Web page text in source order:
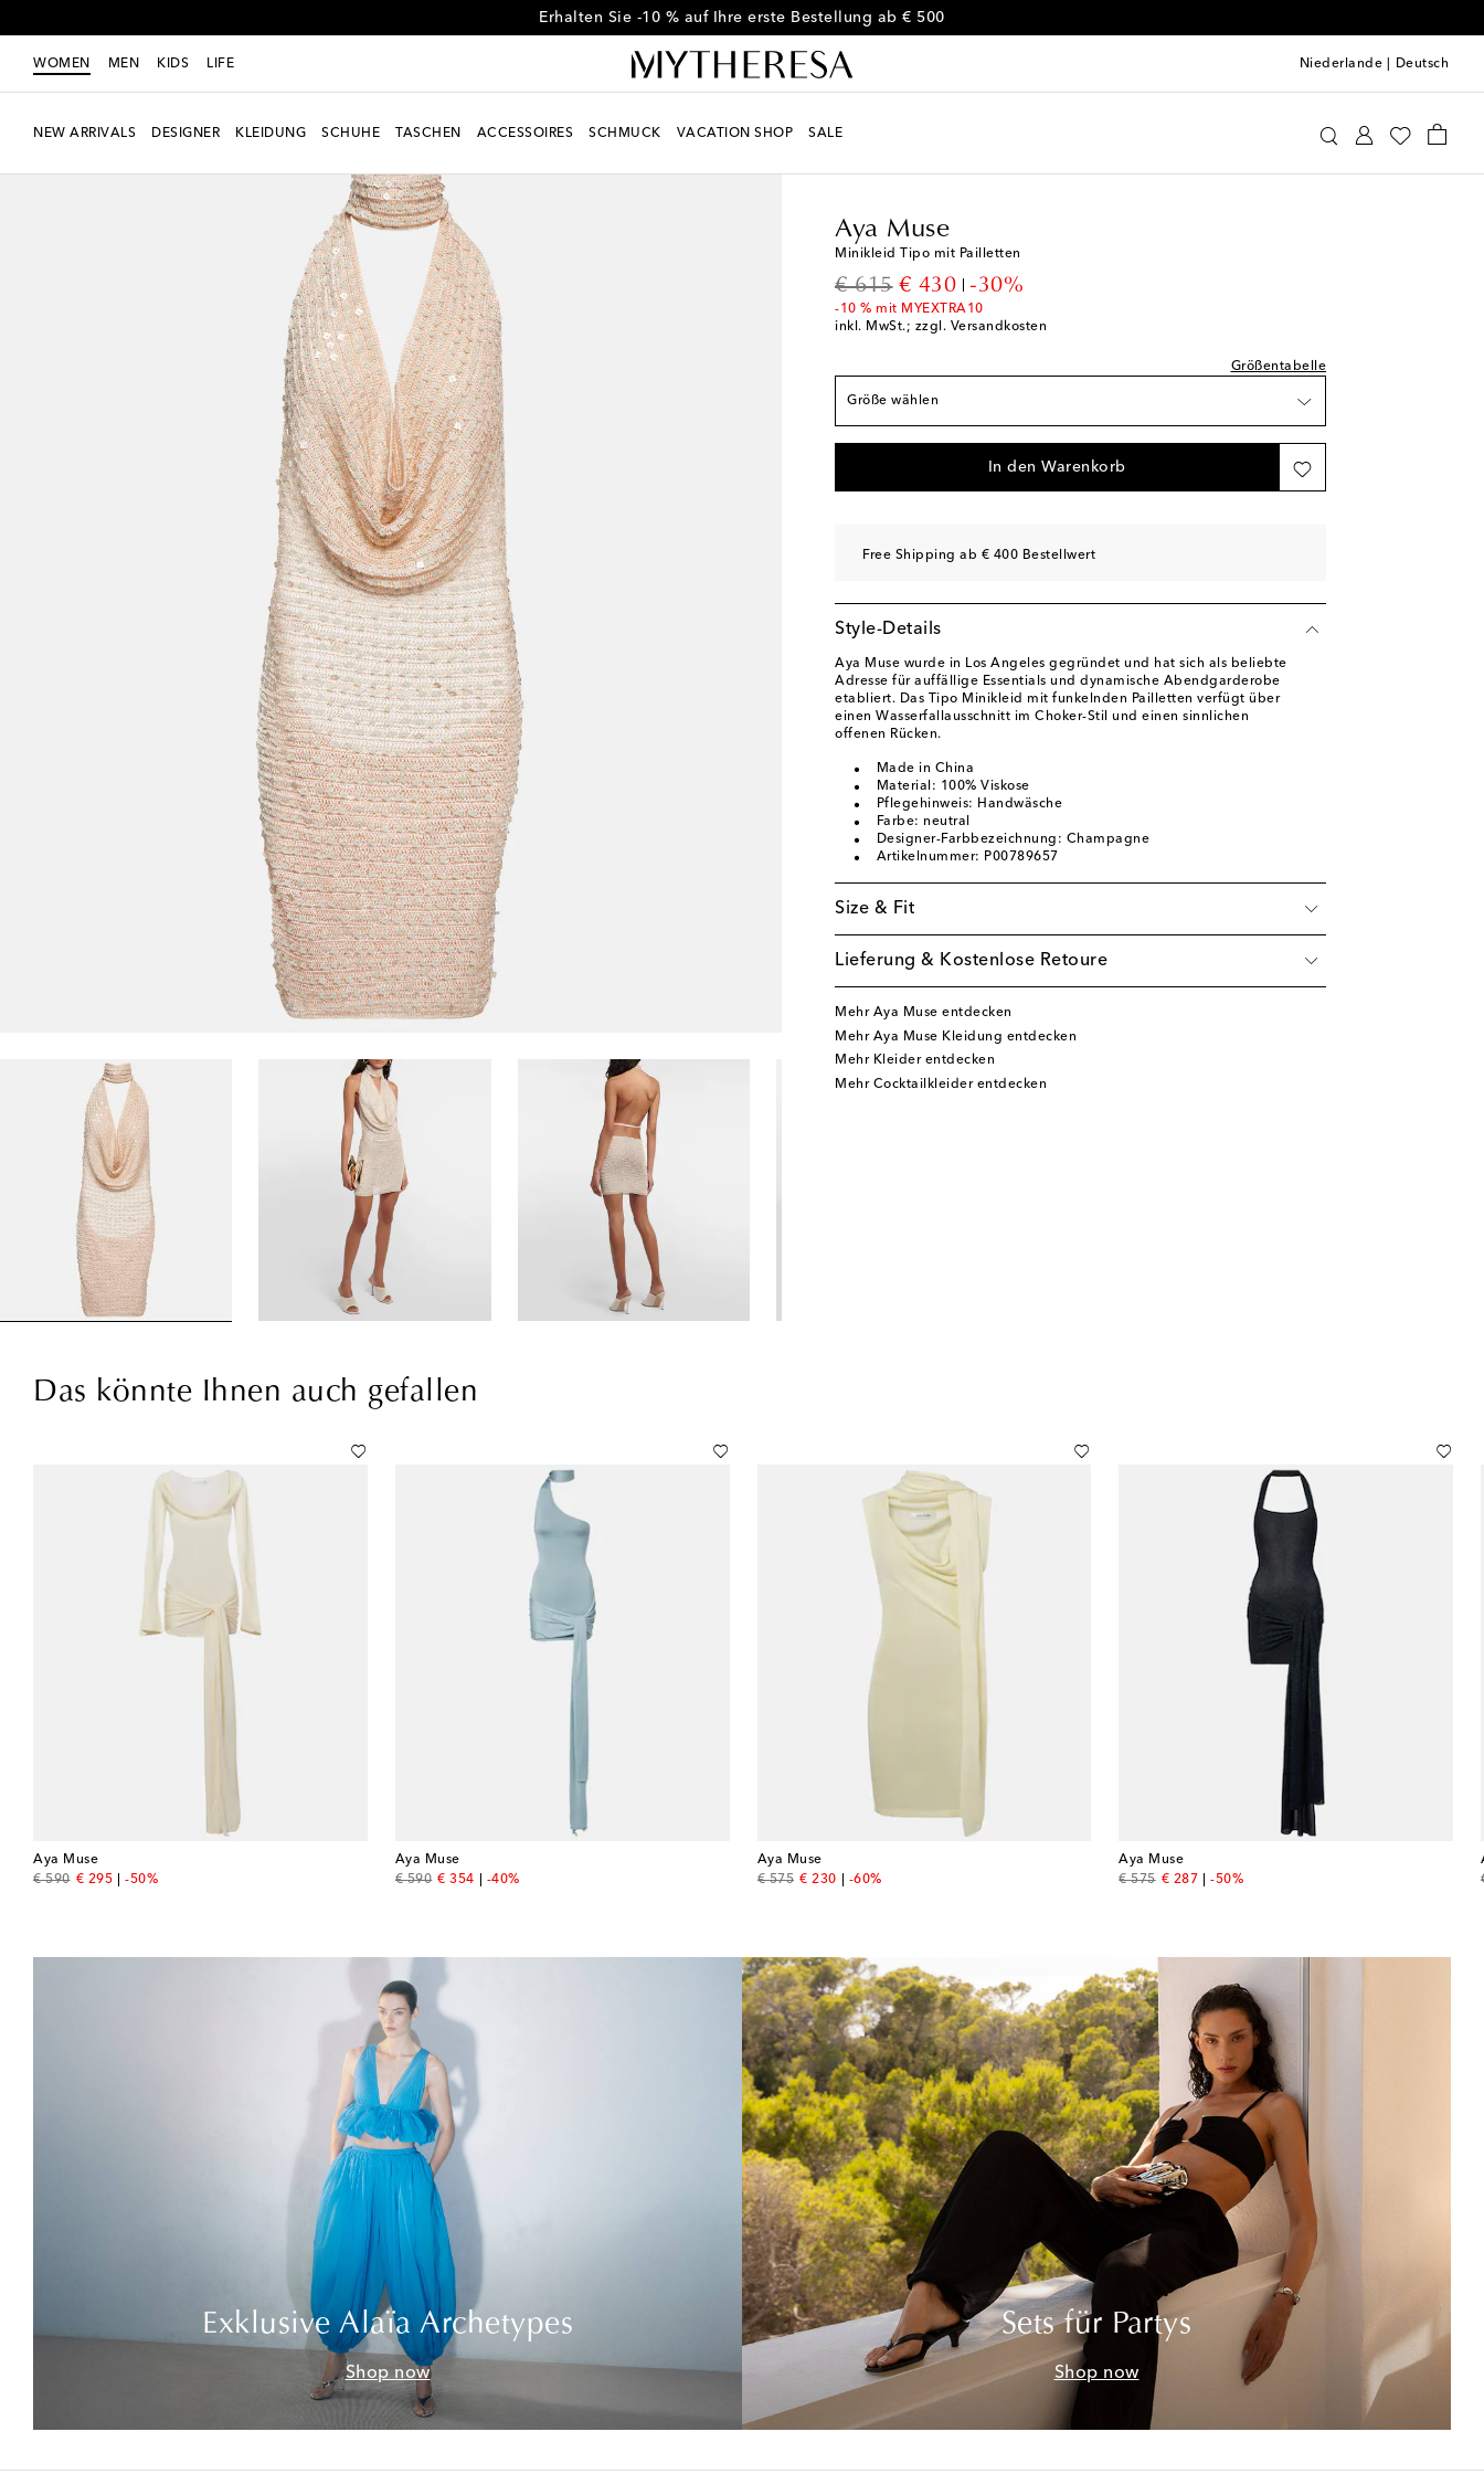
Erhalten Sie -10 % auf Ihre erste Bestellung ab € 500
WOMEN MEN KIDS LIFE Niederlande Deutsch
NEW ARRIVALS DESIGNER KLEIDUNG SCHUHE TASCHEN ACCESSOIRES SCHMUCK VACATION SHOP SALE
Aya Muse
Minikleid Tipo mit Pailletten
€ 615
original price
€ 430
discount price
-30%
-10 % mit MYEXTRA10
inkl. MwSt.; zzgl. Versandkosten
Größentabelle
Größe wählen
XXS Auf die Wunschliste
S Auf die Wunschliste
M Auf die Wunschliste
XL Letzter Artikel
In den Warenkorb
Free Shipping ab € 400 Bestellwert
Style-Details
Aya Muse wurde in Los Angeles gegründet und hat sich als beliebte
Adresse für auffällige Essentials und dynamische Abendgarderobe
etabliert. Das Tipo Minikleid mit funkelnden Pailletten verfügt über
einen Wasserfallausschnitt im Choker-Stil und einen sinnlichen
offenen Rücken.
Made in China
Material: 100% Viskose
Pflegehinweis: Handwäsche
Farbe: neutral
Designer-Farbbezeichnung: Champagne
Artikelnummer: P00789657
Size & Fit
Lieferung & Kostenlose Retoure
Mehr Aya Muse entdecken
Mehr Aya Muse Kleidung entdecken
Mehr Kleider entdecken
Mehr Cocktailkleider entdecken
Das könnte Ihnen auch gefallen
Aya Muse
€ 590
original price
€ 295
discount price
-50%
Aya Muse
€ 590
original price
€ 354
discount price
-40%
Aya Muse
€ 575
original price
€ 230
discount price
-60%
Aya Muse
€ 575
original price
€ 287
discount price
-50%
Exklusive Alaïa Archetypes
Shop now
Sets für Partys
Shop now